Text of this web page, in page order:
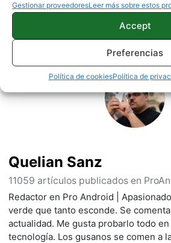
Gestionar proveedoresLeer más sobre estos
Accept
Preferencias
Política de cookiesPolítica de
Sobre este autor
Quelian Sanz
11059 artículos publicados en
Redactor en Pro Android |
verde que tanto esconde. Se
actualidad. Me gusta probarlo todo
tecnología. Los gusanos se comen a